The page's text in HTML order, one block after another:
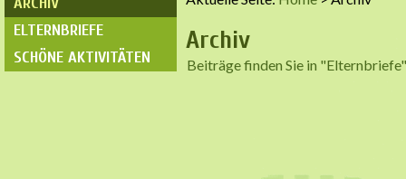
ELTERNBRIEFE
SCHÖNE AKTIVITÄTEN
Archiv
Beiträge finden Sie in